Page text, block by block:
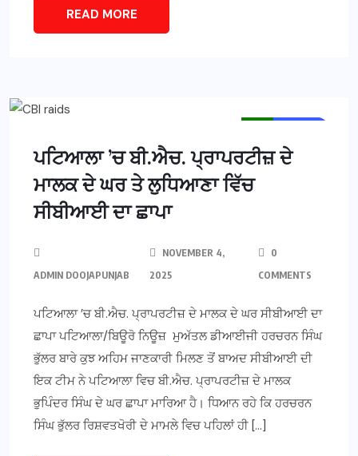
READ MORE
ਪਟਿਆਲਾ ’ਚ ਬੀ.ਐਚ. ਪ੍ਰਾਪਰਟੀਜ਼ ਦੇ
ਮਾਲਕ ਦੇ ਘਰ ਤੇ ਲੁਧਿਆਣਾ ਵਿੱਚ
ਸੀਬੀਆਈ ਦਾ ਛਾਪਾ
ADMIN DOOJAPUNJAB
NOVEMBER 4,
2025
0
COMMENTS
ਪਟਿਆਲਾ ’ਚ ਬੀ.ਐਚ. ਪ੍ਰਾਪਰਟੀਜ਼ ਦੇ ਮਾਲਕ ਦੇ ਘਰ ਸੀਬੀਆਈ ਦਾ
ਛਾਪਾ ਪਟਿਆਲਾ/ਬਿਊਰੋ ਨਿਊਜ਼ ਮੁਅੱਤਲ ਡੀਆਈਜੀ ਹਰਚਰਨ ਸਿੰਘ
ਭੁੱਲਰ ਬਾਰੇ ਕੁਝ ਅਹਿਮ ਜਾਣਕਾਰੀ ਮਿਲਣ ਤੋਂ ਬਾਅਦ ਸੀਬੀਆਈ ਦੀ
ਇਕ ਟੀਮ ਨੇ ਪਟਿਆਲਾ ਵਿਚ ਬੀ.ਐਚ. ਪ੍ਰਾਪਰਟੀਜ਼ ਦੇ ਮਾਲਕ
ਭੁਪਿੰਦਰ ਸਿੰਘ ਦੇ ਘਰ ਛਾਪਾ ਮਾਰਿਆ ਹੈ। ਧਿਆਨ ਰਹੇ ਕਿ ਹਰਚਰਨ
ਸਿੰਘ ਭੁੱਲਰ ਰਿਸ਼ਵਤਖੋਰੀ ਦੇ ਮਾਮਲੇ ਵਿਚ ਪਹਿਲਾਂ ਹੀ […]